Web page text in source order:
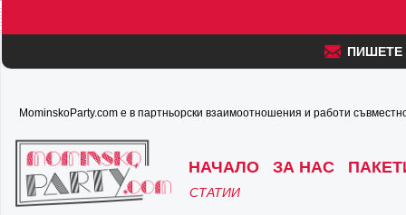
ПИШЕТЕ
НАЧАЛО ЗА НАС
СТАТИИ
MominskoParty.com е в партньорски взаимоотношения и работи